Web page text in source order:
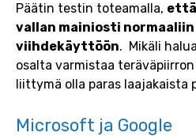
Päätin testin toteamalla,
vallan mainiosti normaaliin
viihdekäyttöön. Mikäli
osalta varmistaa teräväpiirron
liittymä olla paras laajakaista
Microsoft ja Google